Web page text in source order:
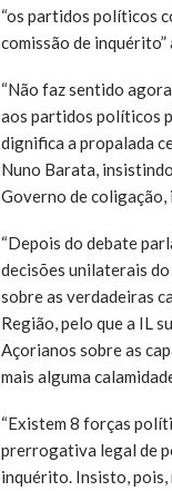
“os partidos políticos
comissão de
“Não faz sentido
aos partidos políticos
dignifica a propalada
Nuno Barata,
Governo de
“Depois do debate
decisões unilaterais
sobre as verdadeiras
Região, pelo que a IL
Açorianos sobre as
mais alguma
“Existem 8 forças
prerrogativa legal de
inquérito. Insisto, pois,